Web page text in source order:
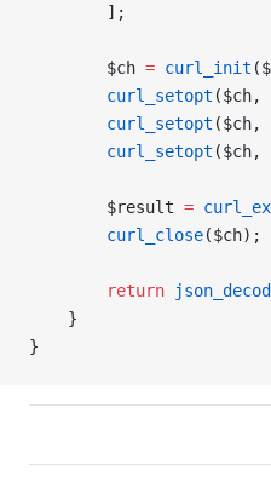
        ];
        $ch
= curl_init (
        curl_setopt
($ch,
        curl_setopt
($ch,
        curl_setopt
($ch,
        $result
=
        curl_close
($ch);
        return
    }
}